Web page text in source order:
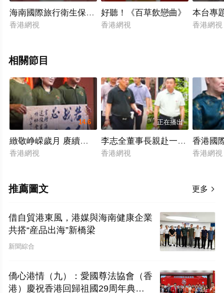
海南國際旅行衛生保健中心項目投用
香港網視
好聽！《百草飲戀曲》
香港網視
本台專
香港網
相關節目
14.6
緻敬峥嵘歲月 赓續紅色血脈——海南省退役軍人服務協
香港網視
正在播出
李志全董事長親赴一線督查項
香港網視
香港國
香港網
更多 
推薦圖文
借自貿港東風，港媒與海南健康企業
共搭“産品出海”新橋梁
新聞綜合
僑心港情（九）：愛國尊法協會（香
港）慶祝香港回歸祖國29周年典禮